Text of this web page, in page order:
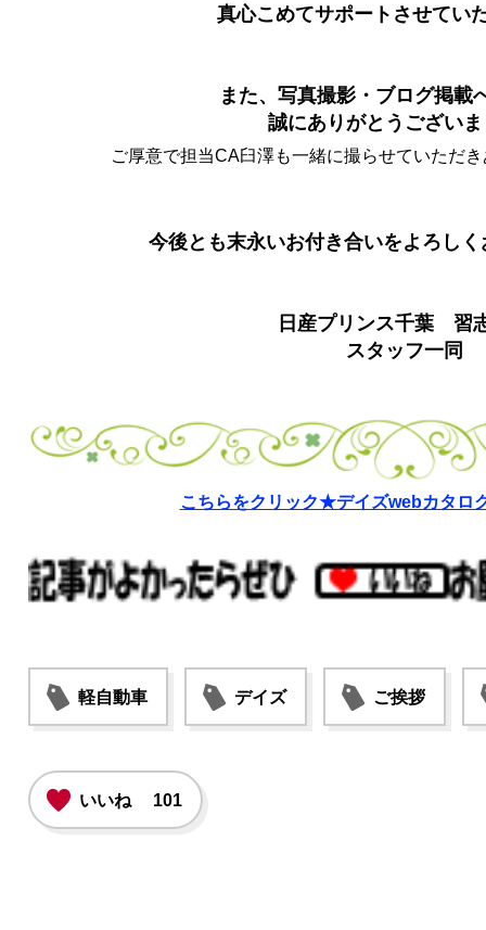
真心こめてサポートさせてい
また、写真撮影・ ブログ掲載
誠にありがとうござい
ご厚意で担当CA臼澤も一緒に撮らせていただ
今後とも末永いお付き合いをよろし
日産プリンス千葉 習
スタッフ一同
こちらをクリック★デイズwebカタロ
軽自動車 デイズ ご挨拶
いいね 101